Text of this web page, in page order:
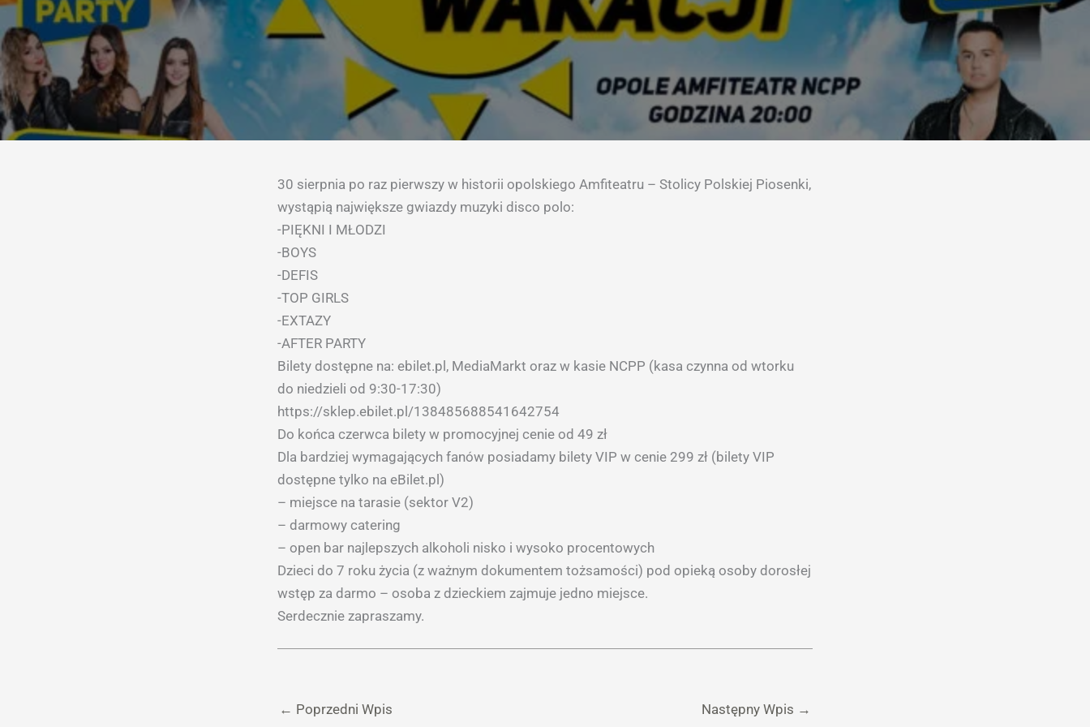
30 sierpnia po raz pierwszy w historii opolskiego Amfiteatru – Stolicy Polskiej Piosenki,
wystąpią największe gwiazdy muzyki disco polo:
-PIĘKNI I MŁODZI
-BOYS
-DEFIS
-TOP GIRLS
-EXTAZY
-AFTER PARTY
Bilety dostępne na: ebilet.pl, MediaMarkt oraz w kasie NCPP (kasa czynna od wtorku
do niedzieli od 9:30-17:30)
https://sklep.ebilet.pl/138485688541642754
Do końca czerwca bilety w promocyjnej cenie od 49 zł
Dla bardziej wymagających fanów posiadamy bilety VIP w cenie 299 zł (bilety VIP
dostępne tylko na eBilet.pl)
– miejsce na tarasie (sektor V2)
– darmowy catering
– open bar najlepszych alkoholi nisko i wysoko procentowych
Dzieci do 7 roku życia (z ważnym dokumentem tożsamości) pod opieką osoby dorosłej
wstęp za darmo – osoba z dzieckiem zajmuje jedno miejsce.
Serdecznie zapraszamy.
← Poprzedni Wpis Następny Wpis →